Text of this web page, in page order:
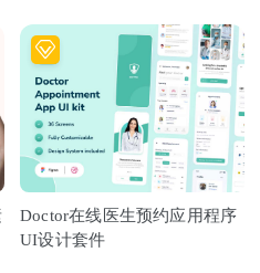
Doctor在线医生预约应用程序
UI设计套件